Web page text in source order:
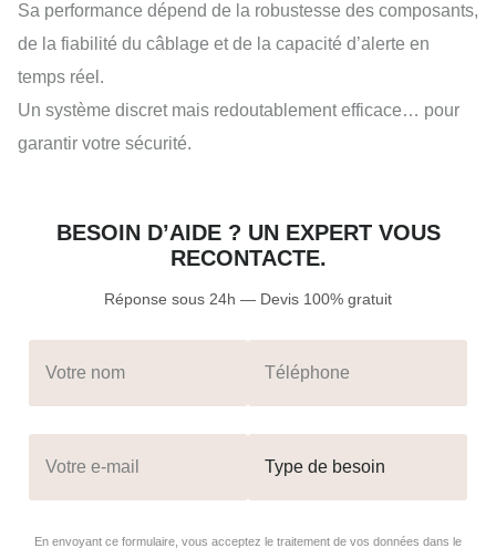
Sa performance dépend de la robustesse des composants,
de la fiabilité du câblage et de la capacité d’alerte en
temps réel.
Un système discret mais redoutablement efficace… pour
garantir votre sécurité.
BESOIN D’AIDE ? UN EXPERT VOUS
RECONTACTE.
Réponse sous 24h — Devis 100% gratuit
En envoyant ce formulaire, vous acceptez le traitement de vos données dans le